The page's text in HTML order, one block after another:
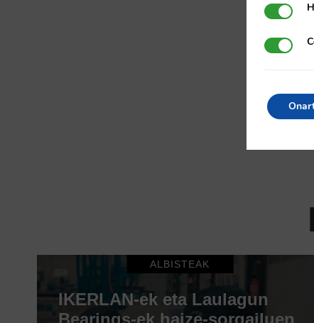
ALBISTEAK
IKERLAN-ek eta Laulagun
Cookie